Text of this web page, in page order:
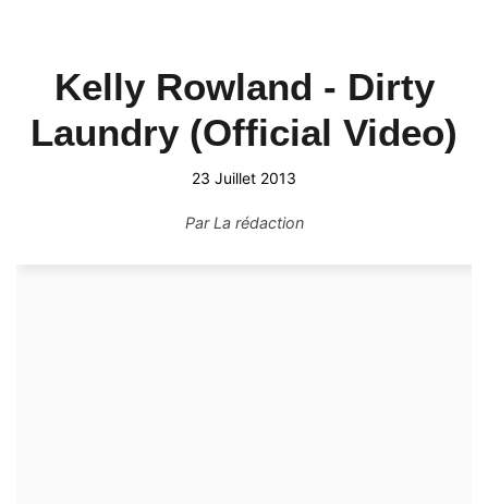
Kelly Rowland - Dirty
Laundry (Official Video)
23 Juillet 2013
ParLa rédaction